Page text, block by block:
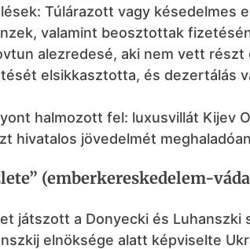
Túlárazott vagy késedelmes
valamint beosztottak
alezredesé, aki nem vett
elsikkasztotta, és dezertálás
halmozott fel: luxusvillát Kijev
hivatalos jövedelmét
(emberkereskedelem-
játszott a Donyecki és
elnöksége alatt képviselte